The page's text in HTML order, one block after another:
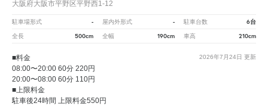
大阪府大阪市平野区平野西1-12
駐車場形式 - 屋内外形式 - 駐車台数 6台
全長 500cm 全幅 190cm 車高 210cm
2026年7月24日 更新
■料金
08:00〜20:00 60分 220円
20:00〜08:00 60分 110円
■上限料金
駐車後24時間 上限料金550円